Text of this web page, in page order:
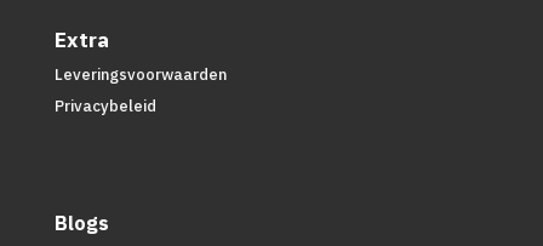
Extra
Leveringsvoorwaarden
Privacybeleid
Blogs